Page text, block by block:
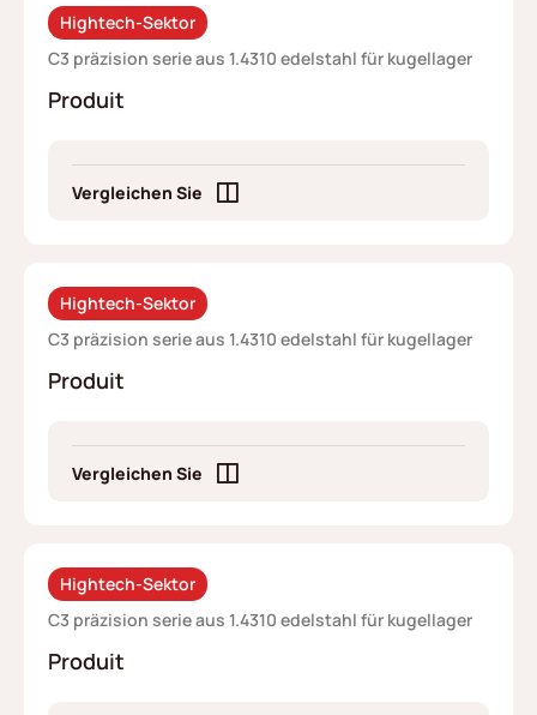
Hightech-Sektor
C3 präzision serie aus 1.4310 edelstahl für kugellager
Produit
Vergleichen Sie
Hightech-Sektor
C3 präzision serie aus 1.4310 edelstahl für kugellager
Produit
Vergleichen Sie
Hightech-Sektor
C3 präzision serie aus 1.4310 edelstahl für kugellager
Produit